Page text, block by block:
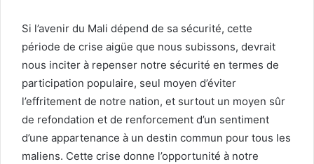
Si l’avenir du Mali dépend de sa sécurité, cette
période de crise aigüe que nous subissons, devrait
nous inciter à repenser notre sécurité en termes de
participation populaire, seul moyen d’éviter
l’effritement de notre nation, et surtout un moyen sûr
de refondation et de renforcement d’un sentiment
d’une appartenance à un destin commun pour tous les
maliens. Cette crise donne l’opportunité à notre